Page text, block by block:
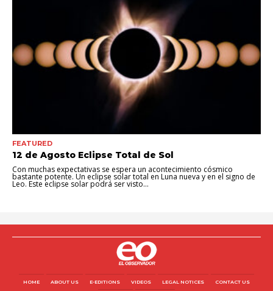
FEATURED
12 de Agosto Eclipse Total de Sol
Con muchas expectativas se espera un acontecimiento cósmico
bastante potente. Un eclipse solar total en Luna nueva y en el signo de
Leo. Este eclipse solar podrá ser visto...
HOME ABOUT US E-EDITIONS VIDEOS LEGAL NOTICES CONTACT US